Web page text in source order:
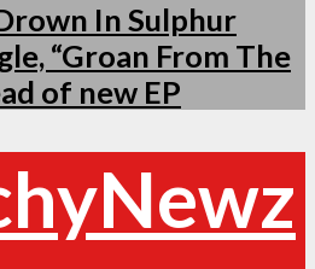
In Sulphur
“Groan From The
of new EP